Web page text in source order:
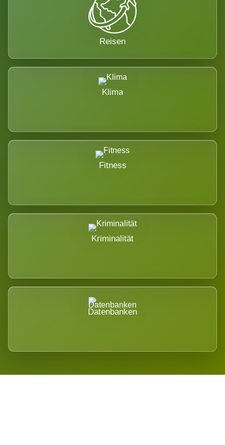
Reisen
Klima
Fitness
Kriminalität
Datenbanken